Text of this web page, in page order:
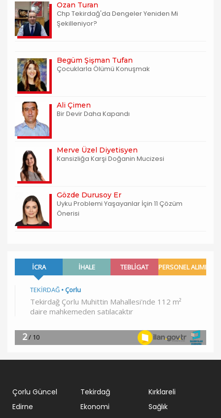
Ozan Turan
Chp Tekirdağ'da Dengeler Yeniden Mi
Şekilleniyor?
Begüm Şişman Tufan
Çocuklarla Ölümü Konuşmak
Ali Çimen
Bir Devir Daha Kapandı
Merve Üzel Diyetisyen
Kansizliğa Karşi Doğanin Mucizesi
Gözde Durusoy Er
Uyku Problemi Yaşayanlar İçin 11 Çözüm
Önerisi
Çorlu Güncel Tekirdağ
Kırklareli
Edirne
Ekonomi
Sağlık